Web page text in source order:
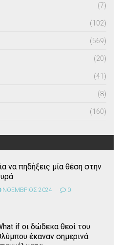
(7)
(102)
(569)
(20)
(41)
(8)
(160)
να πηδήξεις μία θέση στην
ΝΟΕΜΒΡΙΟΣ 2024 0
if οι δώδεκα θεοί του
έκαναν σημερινά